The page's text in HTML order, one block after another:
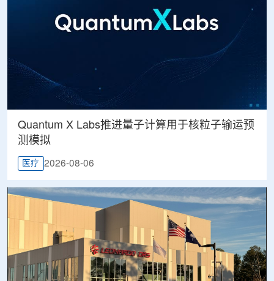
Quantum X Labs推进量子计算用于核粒子输运预
测模拟
医疗 2026-08-06